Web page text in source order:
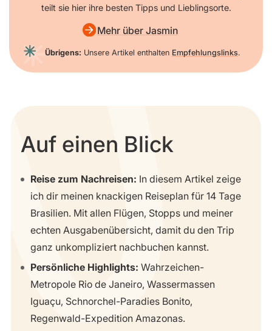
teilt sie hier ihre besten Tipps und Lieblingsorte.
Mehr über Jasmin
Übrigens: Unsere Artikel enthalten Empfehlungslinks.
Auf einen Blick
Reise zum Nachreisen: In diesem Artikel zeige
ich dir meinen knackigen Reiseplan für 14 Tage
Brasilien. Mit allen Flügen, Stopps und meiner
echten Ausgabenübersicht, damit du den Trip
ganz unkompliziert nachbuchen kannst.
Persönliche Highlights: Wahrzeichen-
Metropole Rio de Janeiro, Wassermassen
Iguaçu, Schnorchel-Paradies Bonito,
Regenwald-Expedition Amazonas.